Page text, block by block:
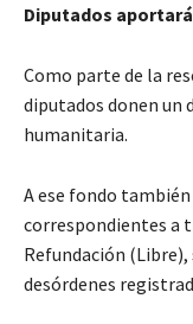
Diputados
Como parte de la
diputados donen un
humanitaria.
A ese fondo también
correspondientes a
Refundación
desórdenes